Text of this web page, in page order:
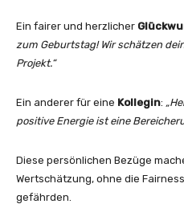
Ein fairer und herzlicher
zum Geburtstag! Wir schätzen
Projekt.“
Ein anderer für eine Kollegin:
positive Energie ist eine
Diese persönlichen Bezüge
Wertschätzung, ohne die
gefährden.